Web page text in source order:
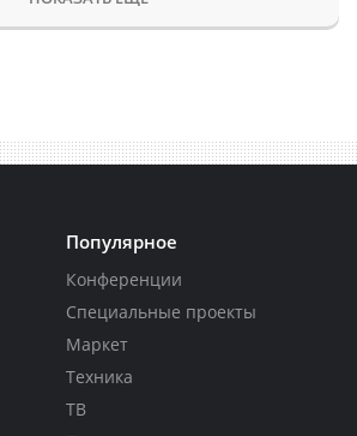
Популярное
Конференции
Специальные проекты
Маркет
Техника
ТВ